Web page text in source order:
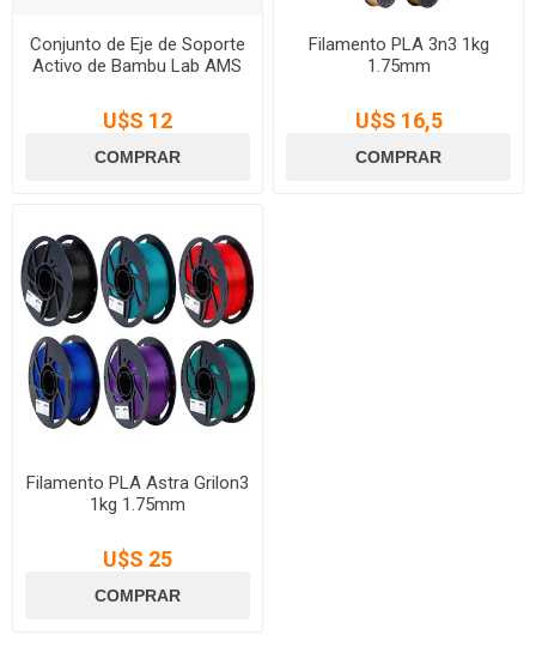
Conjunto de Eje de Soporte
Activo de Bambu Lab AMS
U$S 12
Filamento PLA 3n3 1kg
1.75mm
U$S 16,5
Filamento PLA Astra Grilon3
1kg 1.75mm
U$S 25